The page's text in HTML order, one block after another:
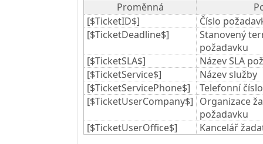
Proměnná
[$TicketID$]
Číslo
[$TicketDeadline$]
Stanovený
požadavku
[$TicketSLA$]
Název SLA
[$TicketService$]
Název služby
[$TicketServicePhone$]
Telefonní
[$TicketUserCompany$] Organizace
požadavku
[$TicketUserOffice$]
Kancelář